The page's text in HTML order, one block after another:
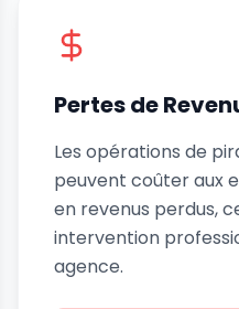
Pertes de
Les opérations de
peuvent coûter aux
en revenus perdus,
intervention
agence.